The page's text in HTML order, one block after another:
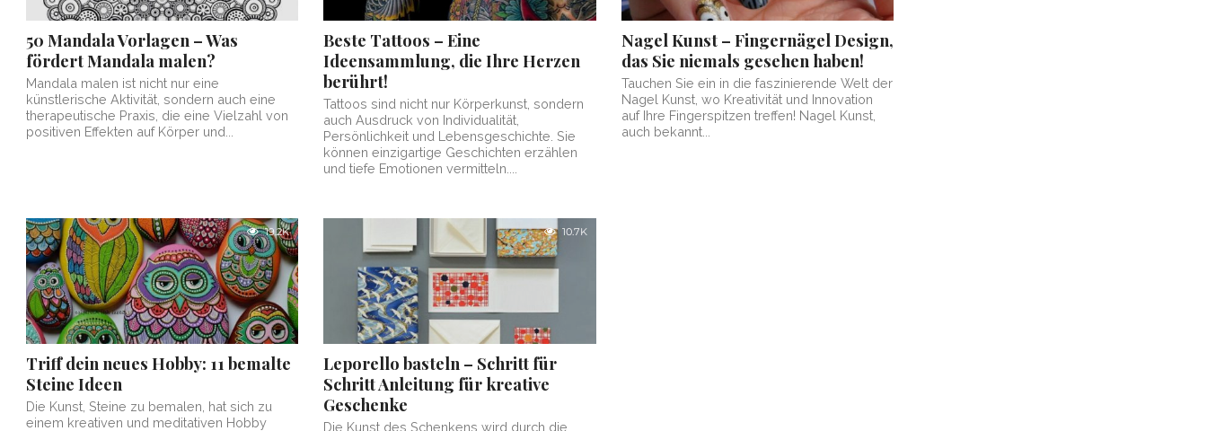
50 Mandala Vorlagen – Was
fördert Mandala malen?
Mandala malen ist nicht nur eine
künstlerische Aktivität, sondern auch eine
therapeutische Praxis, die eine Vielzahl von
positiven Effekten auf Körper und...
Beste Tattoos – Eine
Ideensammlung, die Ihre Herzen
berührt!
Tattoos sind nicht nur Körperkunst, sondern
auch Ausdruck von Individualität,
Persönlichkeit und Lebensgeschichte. Sie
können einzigartige Geschichten erzählen
und tiefe Emotionen vermitteln....
Nagel Kunst – Fingernägel Design,
das Sie niemals gesehen haben!
Tauchen Sie ein in die faszinierende Welt der
Nagel Kunst, wo Kreativität und Innovation
auf Ihre Fingerspitzen treffen! Nagel Kunst,
auch bekannt...
19.2K
Triff dein neues Hobby: 11 bemalte
Steine Ideen
Die Kunst, Steine zu bemalen, hat sich zu
einem kreativen und meditativen Hobby
10.7K
Leporello basteln – Schritt für
Schritt Anleitung für kreative
Geschenke
Die Kunst des Schenkens wird durch die